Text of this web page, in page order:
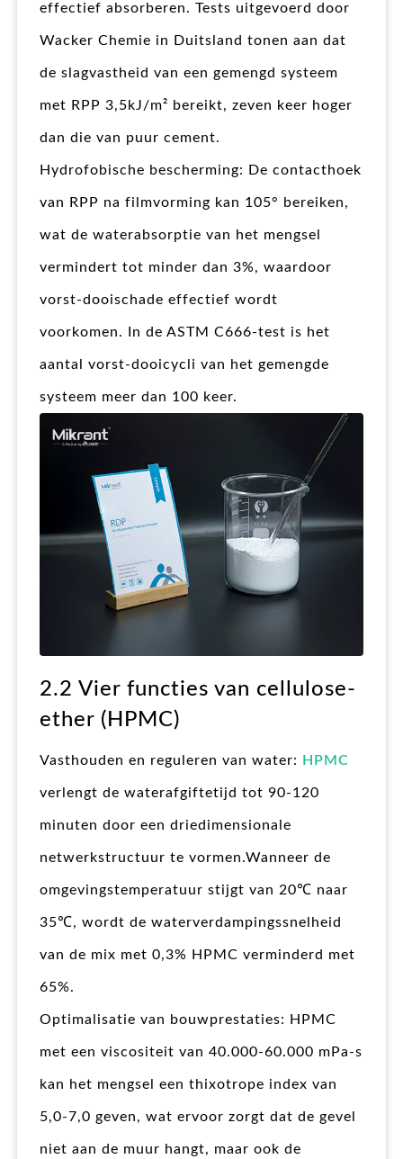
effectief absorberen. Tests uitgevoerd door
Wacker Chemie in Duitsland tonen aan dat
de slagvastheid van een gemengd systeem
met RPP 3,5kJ/m² bereikt, zeven keer hoger
dan die van puur cement.
Hydrofobische bescherming: De contacthoek
van RPP na filmvorming kan 105° bereiken,
wat de waterabsorptie van het mengsel
vermindert tot minder dan 3%, waardoor
vorst-dooischade effectief wordt
voorkomen. In de ASTM C666-test is het
aantal vorst-dooicycli van het gemengde
systeem meer dan 100 keer.
2.2 Vier functies van cellulose-
ether (HPMC)
Vasthouden en reguleren van water: HPMC
verlengt de waterafgiftetijd tot 90-120
minuten door een driedimensionale
netwerkstructuur te vormen.Wanneer de
omgevingstemperatuur stijgt van 20℃ naar
35℃, wordt de waterverdampingssnelheid
van de mix met 0,3% HPMC verminderd met
65%.
Optimalisatie van bouwprestaties: HPMC
met een viscositeit van 40.000-60.000 mPa-s
kan het mengsel een thixotrope index van
5,0-7,0 geven, wat ervoor zorgt dat de gevel
niet aan de muur hangt, maar ook de